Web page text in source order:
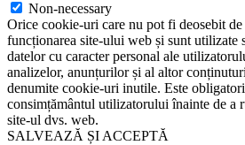
Non-necessary
Orice cookie-uri care nu pot fi deosebit de
funcționarea site-ului web și sunt utilizate
datelor cu caracter personal ale
analizelor, anunțurilor și al altor
denumite cookie-uri inutile. Este
consimțământul utilizatorului înainte de a
site-ul dvs. web.
SALVEAZĂ ȘI ACCEPTĂ